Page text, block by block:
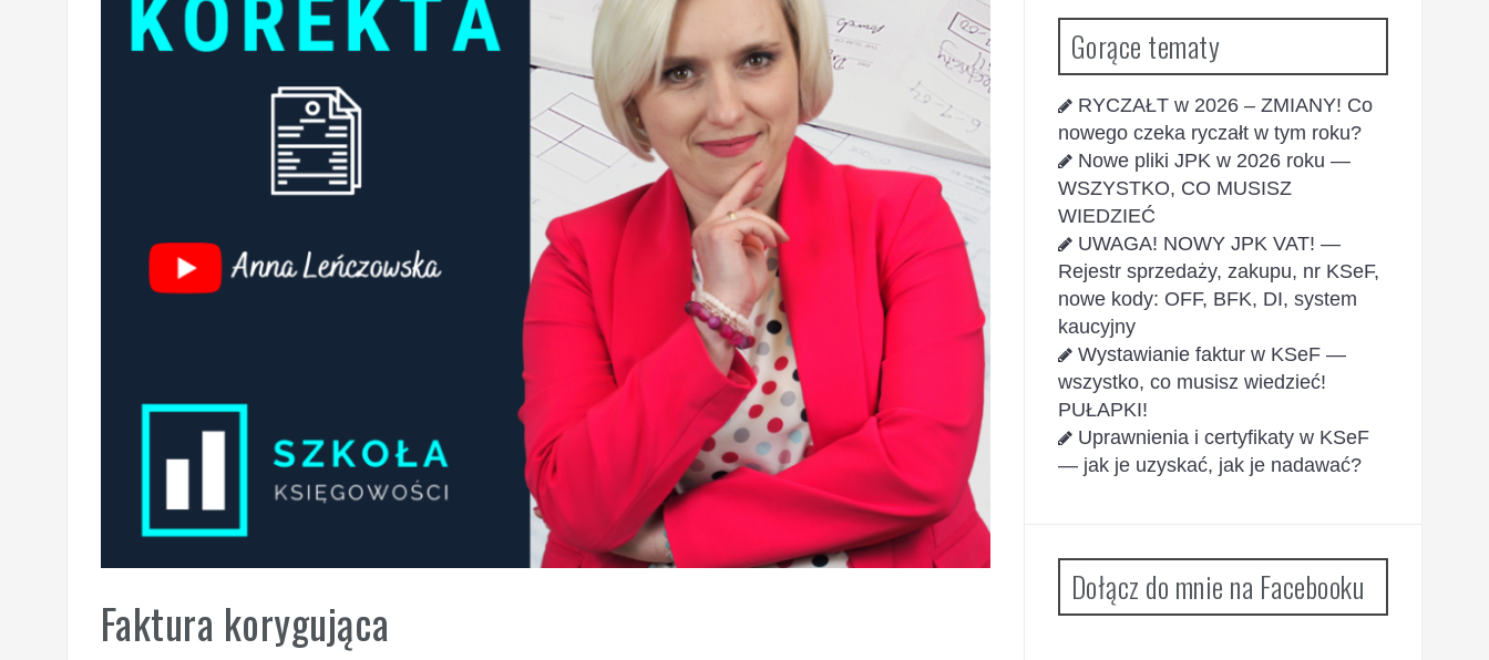
Faktura korygująca
Gorące tematy
RYCZAŁT w 2026 – ZMIANY! Co
nowego czeka ryczałt w tym roku?
Nowe pliki JPK w 2026 roku —
WSZYSTKO, CO MUSISZ
WIEDZIEĆ
UWAGA! NOWY JPK VAT! —
Rejestr sprzedaży, zakupu, nr KSeF,
nowe kody: OFF, BFK, DI, system
kaucyjny
Wystawianie faktur w KSeF —
wszystko, co musisz wiedzieć!
PUŁAPKI!
Uprawnienia i certyfikaty w KSeF
— jak je uzyskać, jak je nadawać?
Dołącz do mnie na Facebooku